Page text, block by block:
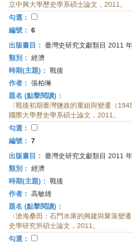
立中興大學歷史學系碩士論文，2011。
勾選：
編號： 6
出版書目： 臺灣史研究文獻類目 2011
類別： 經濟
時期(主題)： 戰後
作者： 張柏琳
題名 (點擊閱讀)：
〈戰後初期臺灣鹽政的重組與變遷（
國際大學歷史學系碩士論文，2011。
勾選：
編號： 7
出版書目： 臺灣史研究文獻類目 2011
類別： 經濟
時期(主題)： 戰後
作者： 高敏雄
題名 (點擊閱讀)：
〈滄海桑田：石門水庫的興建與聚落變
史學研究所碩士論文，2011。
勾選：